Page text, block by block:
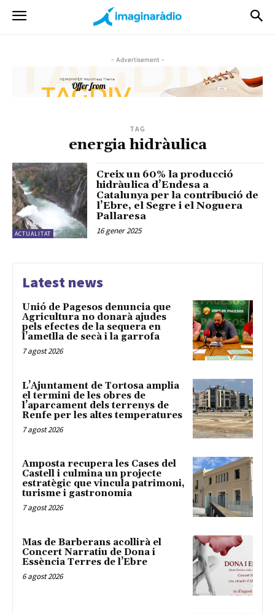
- Advertisement -
TAG
energia hidràulica
ACTUALITAT
Creix un 60% la producció
hidràulica d’Endesa a
Catalunya per la contribució de
l’Ebre, el Segre i el Noguera
Pallaresa
16 gener 2025
Latest news
Unió de Pagesos denuncia que
Agricultura no donarà ajudes
pels efectes de la sequera en
l’ametlla de secà i la garrofa
7 agost 2026
L’Ajuntament de Tortosa amplia
el termini de les obres de
l’aparcament dels terrenys de
Renfe per les altes temperatures
7 agost 2026
Amposta recupera les Cases del
Castell i culmina un projecte
estratègic que vincula patrimoni,
turisme i gastronomia
7 agost 2026
Mas de Barberans acollirà el
Concert Narratiu de Dona i
Essència Terres de l’Ebre
6 agost 2026